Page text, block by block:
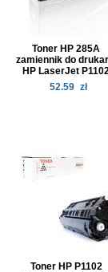
Toner HP 285A
zamiennik do
HP LaserJet
52.59 zł
Toner HP P1102